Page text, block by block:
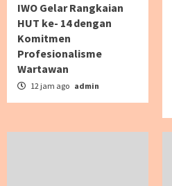
IWO Gelar Rangkaian
HUT ke- 14 dengan
Komitmen
Profesionalisme
Wartawan
12 jam ago admin